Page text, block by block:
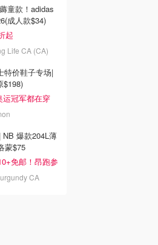
童款！adidas
成人款$34)
起
Life CA (CA)
特价鞋子专场|
$198)
运冠军都在穿
爆款204L薄
蒙$75
免邮！昂跑参
CA